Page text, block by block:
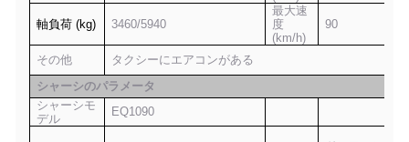
軸負荷 (kg) 3460/5940
最大速
度
(km/h)
90
その他
タクシーにエアコンがある
シャーシのパラメータ
シャーシモ
デル
EQ1090